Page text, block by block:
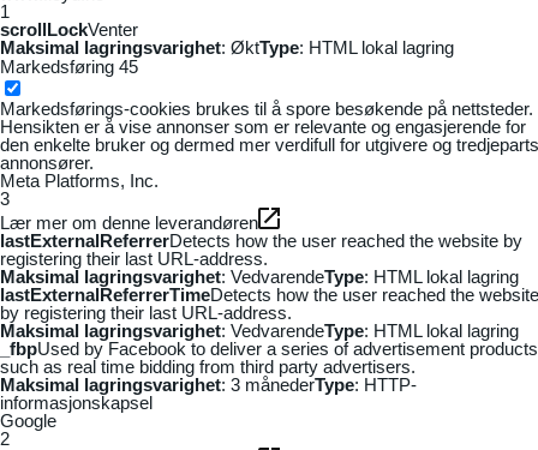
1
scrollLockVenter
Maksimal lagringsvarighet: ØktType: HTML lokal lagring
Markedsføring 45
Markedsførings-cookies brukes til å spore besøkende på nettsteder.
Hensikten er å vise annonser som er relevante og engasjerende for
den enkelte bruker og dermed mer verdifull for utgivere og tredjeparts
annonsører.
Meta Platforms, Inc.
3
Lær mer om denne leverandøren
lastExternalReferrerDetects how the user reached the website by
registering their last URL-address.
Maksimal lagringsvarighet: VedvarendeType: HTML lokal lagring
lastExternalReferrerTimeDetects how the user reached the website
by registering their last URL-address.
Maksimal lagringsvarighet: VedvarendeType: HTML lokal lagring
_fbpUsed by Facebook to deliver a series of advertisement products
such as real time bidding from third party advertisers.
Maksimal lagringsvarighet: 3 månederType: HTTP-
informasjonskapsel
Google
2